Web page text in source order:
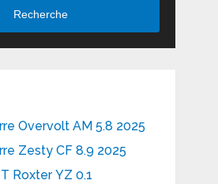
Recherche
Overvolt AM 5.8 2025
Zesty CF 8.9 2025
Roxter YZ 0.1